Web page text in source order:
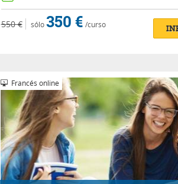
550 € sólo350 € /curso
Francés online